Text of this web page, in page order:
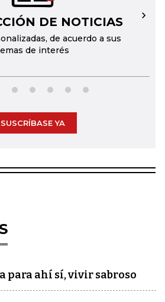
DE NOTICIAS
de acuerdo a sus
de interés
→
SUSCRÍBASE YA
para ahí sí, vivir sabroso